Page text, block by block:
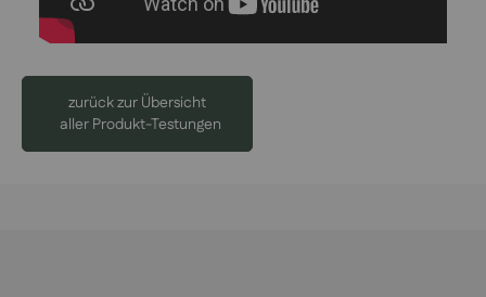
zurück zur Übersicht
aller Produkt-Testungen